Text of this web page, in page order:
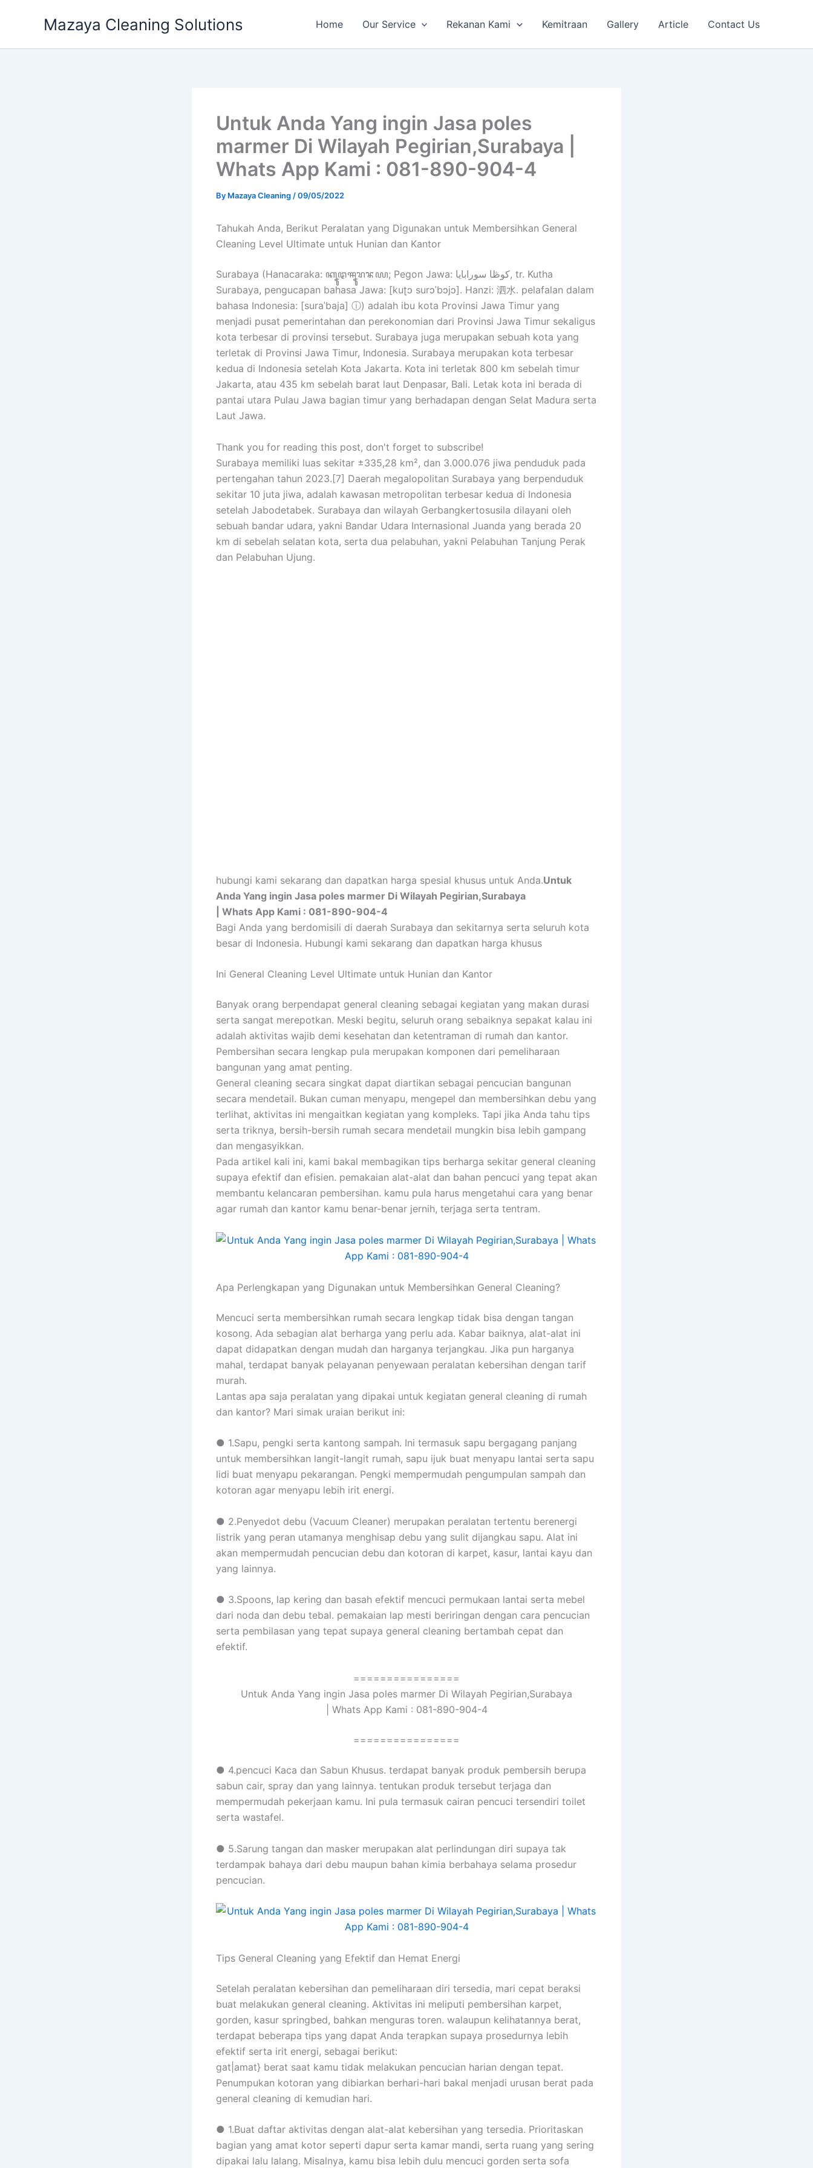
Mazaya Cleaning Solutions Home Our Service Rekanan Kami Kemitraan Gallery Article Contact Us
Untuk Anda Yang ingin Jasa poles
marmer Di Wilayah Pegirian,Surabaya |
Whats App Kami : 081-890-904-4
By Mazaya Cleaning /09/05/2022
Tahukah Anda, Berikut Peralatan yang Digunakan untuk Membersihkan General
Cleaning Level Ultimate untuk Hunian dan Kantor
Surabaya (Hanacaraka: ꦏꦹꦛꦯꦹꦫꦨꦪ; Pegon Jawa: كوڟا سورابايا, tr. Kutha
Surabaya, pengucapan bahasa Jawa: [kuʈɔ surɔˈbɔjɔ]. Hanzi: 泗水. pelafalan dalam
bahasa Indonesia: [suraˈbaja] ⓘ) adalah ibu kota Provinsi Jawa Timur yang
menjadi pusat pemerintahan dan perekonomian dari Provinsi Jawa Timur sekaligus
kota terbesar di provinsi tersebut. Surabaya juga merupakan sebuah kota yang
terletak di Provinsi Jawa Timur, Indonesia. Surabaya merupakan kota terbesar
kedua di Indonesia setelah Kota Jakarta. Kota ini terletak 800 km sebelah timur
Jakarta, atau 435 km sebelah barat laut Denpasar, Bali. Letak kota ini berada di
pantai utara Pulau Jawa bagian timur yang berhadapan dengan Selat Madura serta
Laut Jawa.
Thank you for reading this post, don't forget to subscribe!
Surabaya memiliki luas sekitar ±335,28 km², dan 3.000.076 jiwa penduduk pada
pertengahan tahun 2023.[7] Daerah megalopolitan Surabaya yang berpenduduk
sekitar 10 juta jiwa, adalah kawasan metropolitan terbesar kedua di Indonesia
setelah Jabodetabek. Surabaya dan wilayah Gerbangkertosusila dilayani oleh
sebuah bandar udara, yakni Bandar Udara Internasional Juanda yang berada 20
km di sebelah selatan kota, serta dua pelabuhan, yakni Pelabuhan Tanjung Perak
dan Pelabuhan Ujung.
hubungi kami sekarang dan dapatkan harga spesial khusus untuk Anda.Untuk
Anda Yang ingin Jasa poles marmer Di Wilayah Pegirian,Surabaya
| Whats App Kami : 081-890-904-4
Bagi Anda yang berdomisili di daerah Surabaya dan sekitarnya serta seluruh kota
besar di Indonesia. Hubungi kami sekarang dan dapatkan harga khusus
Ini General Cleaning Level Ultimate untuk Hunian dan Kantor
Banyak orang berpendapat general cleaning sebagai kegiatan yang makan durasi
serta sangat merepotkan. Meski begitu, seluruh orang sebaiknya sepakat kalau ini
adalah aktivitas wajib demi kesehatan dan ketentraman di rumah dan kantor.
Pembersihan secara lengkap pula merupakan komponen dari pemeliharaan
bangunan yang amat penting.
General cleaning secara singkat dapat diartikan sebagai pencucian bangunan
secara mendetail. Bukan cuman menyapu, mengepel dan membersihkan debu yang
terlihat, aktivitas ini mengaitkan kegiatan yang kompleks. Tapi jika Anda tahu tips
serta triknya, bersih-bersih rumah secara mendetail mungkin bisa lebih gampang
dan mengasyikkan.
Pada artikel kali ini, kami bakal membagikan tips berharga sekitar general cleaning
supaya efektif dan efisien. pemakaian alat-alat dan bahan pencuci yang tepat akan
membantu kelancaran pembersihan. kamu pula harus mengetahui cara yang benar
agar rumah dan kantor kamu benar-benar jernih, terjaga serta tentram.
Apa Perlengkapan yang Digunakan untuk Membersihkan General Cleaning?
Mencuci serta membersihkan rumah secara lengkap tidak bisa dengan tangan
kosong. Ada sebagian alat berharga yang perlu ada. Kabar baiknya, alat-alat ini
dapat didapatkan dengan mudah dan harganya terjangkau. Jika pun harganya
mahal, terdapat banyak pelayanan penyewaan peralatan kebersihan dengan tarif
murah.
Lantas apa saja peralatan yang dipakai untuk kegiatan general cleaning di rumah
dan kantor? Mari simak uraian berikut ini:
● 1.Sapu, pengki serta kantong sampah. Ini termasuk sapu bergagang panjang
untuk membersihkan langit-langit rumah, sapu ijuk buat menyapu lantai serta sapu
lidi buat menyapu pekarangan. Pengki mempermudah pengumpulan sampah dan
kotoran agar menyapu lebih irit energi.
● 2.Penyedot debu (Vacuum Cleaner) merupakan peralatan tertentu berenergi
listrik yang peran utamanya menghisap debu yang sulit dijangkau sapu. Alat ini
akan mempermudah pencucian debu dan kotoran di karpet, kasur, lantai kayu dan
yang lainnya.
● 3.Spoons, lap kering dan basah efektif mencuci permukaan lantai serta mebel
dari noda dan debu tebal. pemakaian lap mesti beriringan dengan cara pencucian
serta pembilasan yang tepat supaya general cleaning bertambah cepat dan
efektif.
================
Untuk Anda Yang ingin Jasa poles marmer Di Wilayah Pegirian,Surabaya
| Whats App Kami : 081-890-904-4
================
● 4.pencuci Kaca dan Sabun Khusus. terdapat banyak produk pembersih berupa
sabun cair, spray dan yang lainnya. tentukan produk tersebut terjaga dan
mempermudah pekerjaan kamu. Ini pula termasuk cairan pencuci tersendiri toilet
serta wastafel.
● 5.Sarung tangan dan masker merupakan alat perlindungan diri supaya tak
terdampak bahaya dari debu maupun bahan kimia berbahaya selama prosedur
pencucian.
Tips General Cleaning yang Efektif dan Hemat Energi
Setelah peralatan kebersihan dan pemeliharaan diri tersedia, mari cepat beraksi
buat melakukan general cleaning. Aktivitas ini meliputi pembersihan karpet,
gorden, kasur springbed, bahkan menguras toren. walaupun kelihatannya berat,
terdapat beberapa tips yang dapat Anda terapkan supaya prosedurnya lebih
efektif serta irit energi, sebagai berikut:
gat|amat} berat saat kamu tidak melakukan pencucian harian dengan tepat.
Penumpukan kotoran yang dibiarkan berhari-hari bakal menjadi urusan berat pada
general cleaning di kemudian hari.
● 1.Buat daftar aktivitas dengan alat-alat kebersihan yang tersedia. Prioritaskan
bagian yang amat kotor seperti dapur serta kamar mandi, serta ruang yang sering
dipakai lalu lalang. Misalnya, kamu bisa lebih dulu mencuci gorden serta sofa